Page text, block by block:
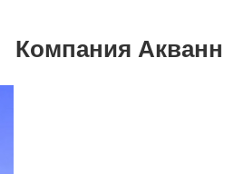
Компания Акванн